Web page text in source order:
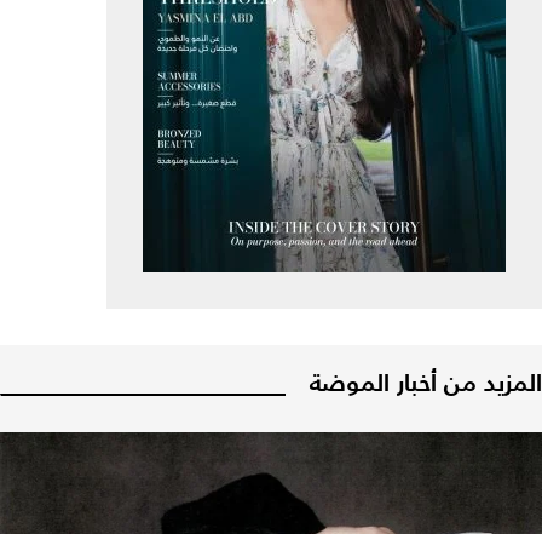
المزيد من أخبار الموضة